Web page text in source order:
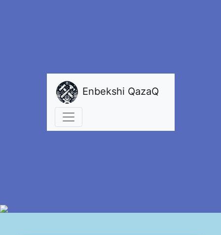
Enbekshi QazaQ